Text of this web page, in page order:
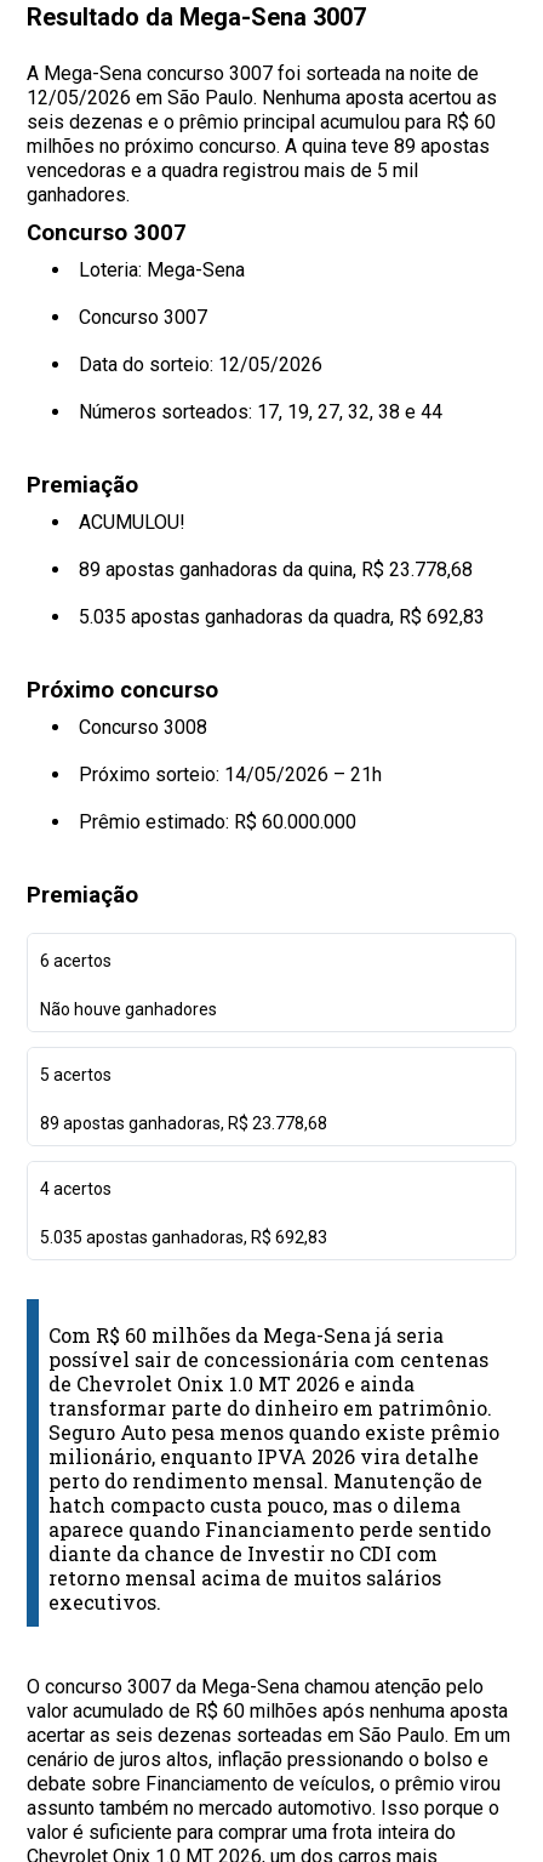
Resultado da Mega-Sena 3007
A Mega-Sena concurso 3007 foi sorteada na noite de
12/05/2026 em São Paulo. Nenhuma aposta acertou as
seis dezenas e o prêmio principal acumulou para R$ 60
milhões no próximo concurso. A quina teve 89 apostas
vencedoras e a quadra registrou mais de 5 mil
ganhadores.
Concurso 3007
Loteria: Mega-Sena
Concurso 3007
Data do sorteio: 12/05/2026
Números sorteados: 17, 19, 27, 32, 38 e 44
Premiação
ACUMULOU!
89 apostas ganhadoras da quina, R$ 23.778,68
5.035 apostas ganhadoras da quadra, R$ 692,83
Próximo concurso
Concurso 3008
Próximo sorteio: 14/05/2026 – 21h
Prêmio estimado: R$ 60.000.000
Premiação
6 acertos
Não houve ganhadores
5 acertos
89 apostas ganhadoras, R$ 23.778,68
4 acertos
5.035 apostas ganhadoras, R$ 692,83
Com R$ 60 milhões da Mega-Sena já seria
possível sair de concessionária com centenas
de Chevrolet Onix 1.0 MT 2026 e ainda
transformar parte do dinheiro em patrimônio.
Seguro Auto pesa menos quando existe prêmio
milionário, enquanto IPVA 2026 vira detalhe
perto do rendimento mensal. Manutenção de
hatch compacto custa pouco, mas o dilema
aparece quando Financiamento perde sentido
diante da chance de Investir no CDI com
retorno mensal acima de muitos salários
executivos.
O concurso 3007 da Mega-Sena chamou atenção pelo
valor acumulado de R$ 60 milhões após nenhuma aposta
acertar as seis dezenas sorteadas em São Paulo. Em um
cenário de juros altos, inflação pressionando o bolso e
debate sobre Financiamento de veículos, o prêmio virou
assunto também no mercado automotivo. Isso porque o
valor é suficiente para comprar uma frota inteira do
Chevrolet Onix 1.0 MT 2026, um dos carros mais